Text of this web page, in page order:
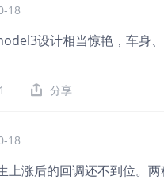
18
设计相当惊艳，车身
1 分享
18
上涨后的回调还不到位。